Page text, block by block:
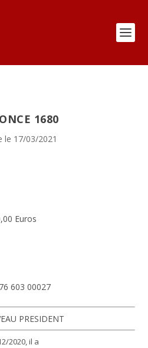
1680
le 17/03/2021
Euros
603 00027
PRESIDENT
2020, il a